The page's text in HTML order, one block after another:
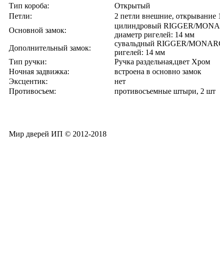
Тип короба:
Открытый
Петли:
2 петли внешние, открывание
Основной замок:
цилиндровый RIGGER/
диаметр ригелей: 14 мм
Дополнительный замок:
сувальдный RIGGER/
ригелей: 14 мм
Тип ручки:
Ручка раздельная,цвет Хром
Ночная задвижка:
встроена в основно замок
Эксцентик:
нет
Противосъем:
противосъемные штыри, 2 шт
Мир дверей ИП © 2012-2018